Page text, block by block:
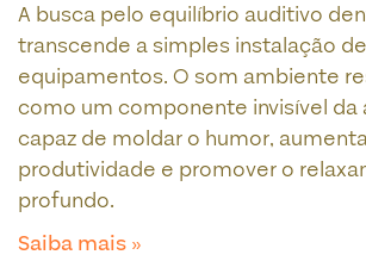
A busca pelo equilíbrio auditivo
transcende a simples instalação de
equipamentos. O som ambiente
como um componente invisível da
capaz de moldar o humor,
produtividade e promover o
profundo.
Saiba mais »